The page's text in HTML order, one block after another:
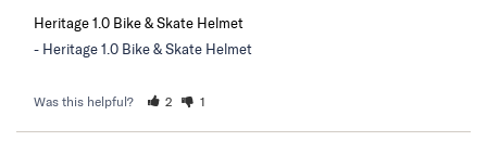
Heritage 1.0 Bike & Skate Helmet
Heritage 1.0 Bike & Skate Helmet
Was this helpful? 2 1